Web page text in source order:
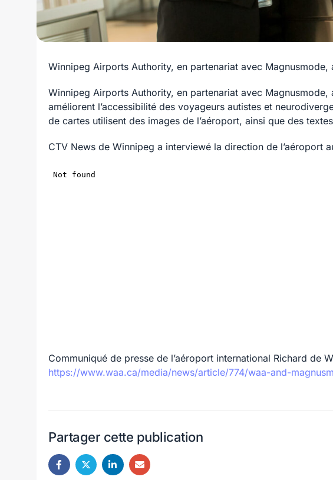
Winnipeg Airports Authority, en partenariat avec
Winnipeg Airports Authority, en partenariat avec
améliorent l’accessibilité des voyageurs autistes et
de cartes utilisent des images de l’aéroport, ainsi que des
CTV News de Winnipeg a interviewé la direction de l’aéroport
Communiqué de presse de l’aéroport international Richard de
https://www.waa.ca/media/news/article/774/waa-and-
Partager cette publication